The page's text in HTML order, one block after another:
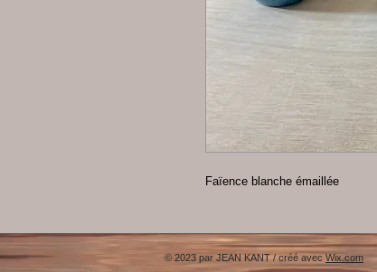
Faïence blanche émaillée
© 2023 par JEAN KANT / créé avecWix.com